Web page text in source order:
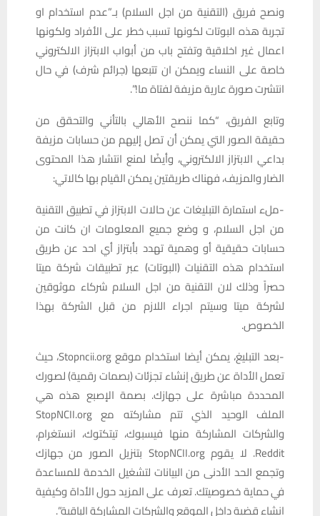
ونصح فريق (التقنية من اجل السلام) بـ”عدم استخدام او
تجربة هذه البوتات لكونها تسبب خطر على الأفراد ولكونها
اعمال غير اخلاقية وتفتح باب من أبواب الابتزاز الالكتروني
خاصة على النساء ويمكن ان تتبعها (جرائم شرف) في حال
انتشرت صورة عارية مزيفة لفتاة ما!”.
وتابع الفريق، “كما ننصح الأهالي بالتأني والتحقق من
حقيقة الصور التي يمكن أن تصل إليهم من حسابات مزيفة
بداعي الابتزاز الالكتروني، وأيضًا لمنع انتشار هذا المحتوى
الضار والمزيف، فهناك طريقتين يمكن القيام بها كالاتي:
-ملء استمارة التبليغات عن حالات الابتزاز في تطبيق التقنية
من اجل السلام، و وضع جميع المعلومات ان كانت من
حسابات حقيقية أو وهمية تهدد بأبتزاز أي احد عن طريق
استخدام هذه التقنيات (البوتات) عبر تطبيقات شركة ميتا
حصراً وذلك لان التقنية من اجل السلام شركاء موثوقين
لشركة ميتا وسيتم اجراء اللازم من قبل الشركة بهذا
الخصوص.
-بعد التبليغ، يمكن أيضا استخدام موقع Stopncii.org، حيث
تعمل الأداة عن طريق إنشاء تجزئات (بصمات رقمية) لصورك
المحددة مباشرة على جهازك. بصمة الإصبع هذه هي
الملف الوحيد الذي تتم مشاركته مع StopNCII.org
والشركات المشاركة منها فيسبوك، تيتكتوك، انستغرام،
Reddit. لا يقوم StopNCII.org بتنزيل الصور من جهازك
وتجمع الحد الأدنى من البيانات لتشغيل الخدمة للمساعدة
في حماية خصوصيتك. تعرف على المزيد حول الأداة وكيفية
انشاء قضية داخل الموقع والشركات المشاركة الباقية”.